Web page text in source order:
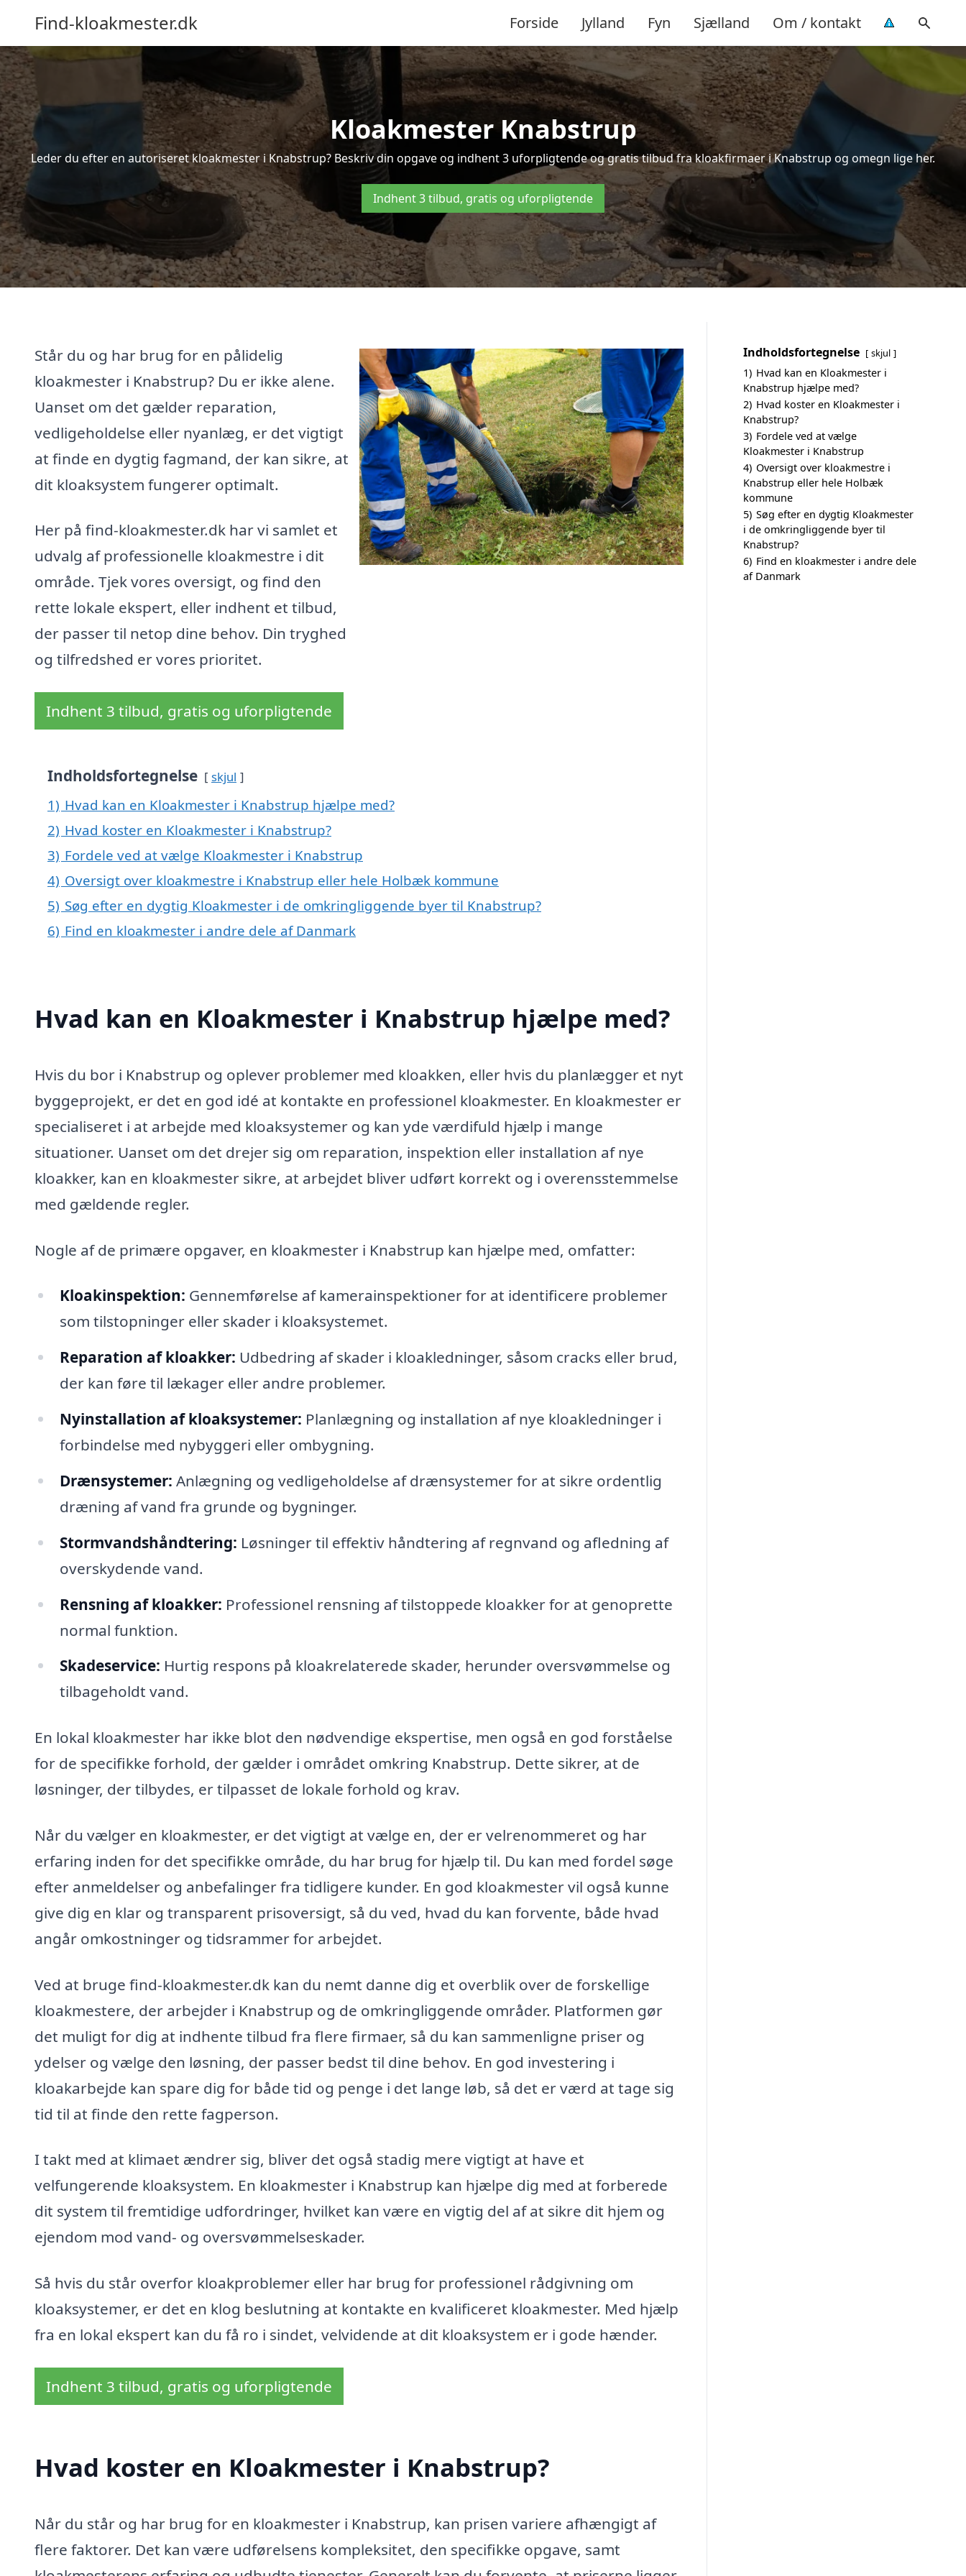
Find-kloakmester.dk Forside Jylland Fyn Sjælland Om / kontakt
Kloakmester Knabstrup
Leder du efter en autoriseret kloakmester i Knabstrup? Beskriv din opgave og indhent 3 uforpligtende og gratis tilbud fra kloakfirmaer i Knabstrup og omegn lige her.
Indhent 3 tilbud, gratis og uforpligtende
Står du og har brug for en pålidelig
kloakmester i Knabstrup? Du er ikke alene.
Uanset om det gælder reparation,
vedligeholdelse eller nyanlæg, er det vigtigt
at finde en dygtig fagmand, der kan sikre, at
dit kloaksystem fungerer optimalt.
Her på find-kloakmester.dk har vi samlet et
udvalg af professionelle kloakmestre i dit
område. Tjek vores oversigt, og find den
rette lokale ekspert, eller indhent et tilbud,
der passer til netop dine behov. Din tryghed
og tilfredshed er vores prioritet.
Indhent 3 tilbud, gratis og uforpligtende
Indholdsfortegnelse skjul
1) Hvad kan en Kloakmester i Knabstrup hjælpe med?
2) Hvad koster en Kloakmester i Knabstrup?
3) Fordele ved at vælge Kloakmester i Knabstrup
4) Oversigt over kloakmestre i Knabstrup eller hele Holbæk kommune
5) Søg efter en dygtig Kloakmester i de omkringliggende byer til Knabstrup?
6) Find en kloakmester i andre dele af Danmark
Hvad kan en Kloakmester i Knabstrup hjælpe med?
Hvis du bor i Knabstrup og oplever problemer med kloakken, eller hvis du planlægger et nyt
byggeprojekt, er det en god idé at kontakte en professionel kloakmester. En kloakmester er
specialiseret i at arbejde med kloaksystemer og kan yde værdifuld hjælp i mange
situationer. Uanset om det drejer sig om reparation, inspektion eller installation af nye
kloakker, kan en kloakmester sikre, at arbejdet bliver udført korrekt og i overensstemmelse
med gældende regler.
Nogle af de primære opgaver, en kloakmester i Knabstrup kan hjælpe med, omfatter:
Kloakinspektion: Gennemførelse af kamerainspektioner for at identificere problemer
som tilstopninger eller skader i kloaksystemet.
Reparation af kloakker: Udbedring af skader i kloakledninger, såsom cracks eller brud,
der kan føre til lækager eller andre problemer.
Nyinstallation af kloaksystemer: Planlægning og installation af nye kloakledninger i
forbindelse med nybyggeri eller ombygning.
Drænsystemer: Anlægning og vedligeholdelse af drænsystemer for at sikre ordentlig
dræning af vand fra grunde og bygninger.
Stormvandshåndtering: Løsninger til effektiv håndtering af regnvand og afledning af
overskydende vand.
Rensning af kloakker: Professionel rensning af tilstoppede kloakker for at genoprette
normal funktion.
Skadeservice: Hurtig respons på kloakrelaterede skader, herunder oversvømmelse og
tilbageholdt vand.
En lokal kloakmester har ikke blot den nødvendige ekspertise, men også en god forståelse
for de specifikke forhold, der gælder i området omkring Knabstrup. Dette sikrer, at de
løsninger, der tilbydes, er tilpasset de lokale forhold og krav.
Når du vælger en kloakmester, er det vigtigt at vælge en, der er velrenommeret og har
erfaring inden for det specifikke område, du har brug for hjælp til. Du kan med fordel søge
efter anmeldelser og anbefalinger fra tidligere kunder. En god kloakmester vil også kunne
give dig en klar og transparent prisoversigt, så du ved, hvad du kan forvente, både hvad
angår omkostninger og tidsrammer for arbejdet.
Ved at bruge find-kloakmester.dk kan du nemt danne dig et overblik over de forskellige
kloakmestere, der arbejder i Knabstrup og de omkringliggende områder. Platformen gør
det muligt for dig at indhente tilbud fra flere firmaer, så du kan sammenligne priser og
ydelser og vælge den løsning, der passer bedst til dine behov. En god investering i
kloakarbejde kan spare dig for både tid og penge i det lange løb, så det er værd at tage sig
tid til at finde den rette fagperson.
I takt med at klimaet ændrer sig, bliver det også stadig mere vigtigt at have et
velfungerende kloaksystem. En kloakmester i Knabstrup kan hjælpe dig med at forberede
dit system til fremtidige udfordringer, hvilket kan være en vigtig del af at sikre dit hjem og
ejendom mod vand- og oversvømmelseskader.
Så hvis du står overfor kloakproblemer eller har brug for professionel rådgivning om
kloaksystemer, er det en klog beslutning at kontakte en kvalificeret kloakmester. Med hjælp
fra en lokal ekspert kan du få ro i sindet, velvidende at dit kloaksystem er i gode hænder.
Indhent 3 tilbud, gratis og uforpligtende
Hvad koster en Kloakmester i Knabstrup?
Når du står og har brug for en kloakmester i Knabstrup, kan prisen variere afhængigt af
flere faktorer. Det kan være udførelsens kompleksitet, den specifikke opgave, samt
Indholdsfortegnelse skjul
1) Hvad kan en Kloakmester i
Knabstrup hjælpe med?
2) Hvad koster en Kloakmester i
Knabstrup?
3) Fordele ved at vælge
Kloakmester i Knabstrup
4) Oversigt over kloakmestre i
Knabstrup eller hele Holbæk
kommune
5) Søg efter en dygtig Kloakmester
i de omkringliggende byer til
Knabstrup?
6) Find en kloakmester i andre dele
af Danmark